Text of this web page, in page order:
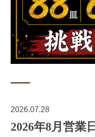
2026.07.28
2026年8月営業日